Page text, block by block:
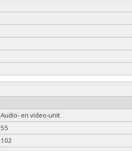
Audio- en video-unit
55
102